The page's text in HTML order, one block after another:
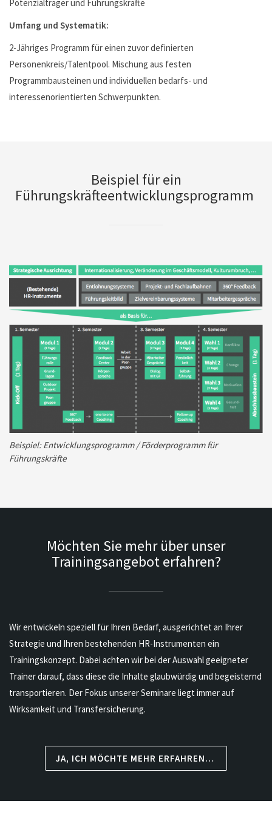
Potenzialträger und Führungskräfte
Umfang und Systematik:
2-Jähriges Programm für einen zuvor definierten
Personenkreis/Talentpool. Mischung aus festen
Programmbausteinen und individuellen bedarfs- und
interessenorientierten Schwerpunkten.
Beispiel für ein
Führungskräfteentwicklungsprogramm
Beispiel: Entwicklungsprogramm / Förderprogramm für
Führungskräfte
Möchten Sie mehr über unser
Trainingsangebot erfahren?
Wir entwickeln speziell für Ihren Bedarf, ausgerichtet an Ihrer
Strategie und Ihren bestehenden HR-Instrumenten ein
Trainingskonzept. Dabei achten wir bei der Auswahl geeigneter
Trainer darauf, dass diese die Inhalte glaubwürdig und begeisternd
transportieren. Der Fokus unserer Seminare liegt immer auf
Wirksamkeit und Transfersicherung.
JA, ICH MÖCHTE MEHR ERFAHREN…